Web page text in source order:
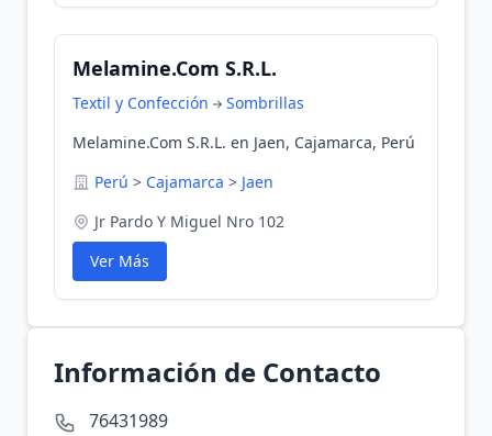
Melamine.Com S.R.L.
Textil y Confección
Sombrillas
Melamine.Com S.R.L. en Jaen, Cajamarca, Perú
Perú > Cajamarca > Jaen
Jr Pardo Y Miguel Nro 102
Ver Más
Información de Contacto
76431989